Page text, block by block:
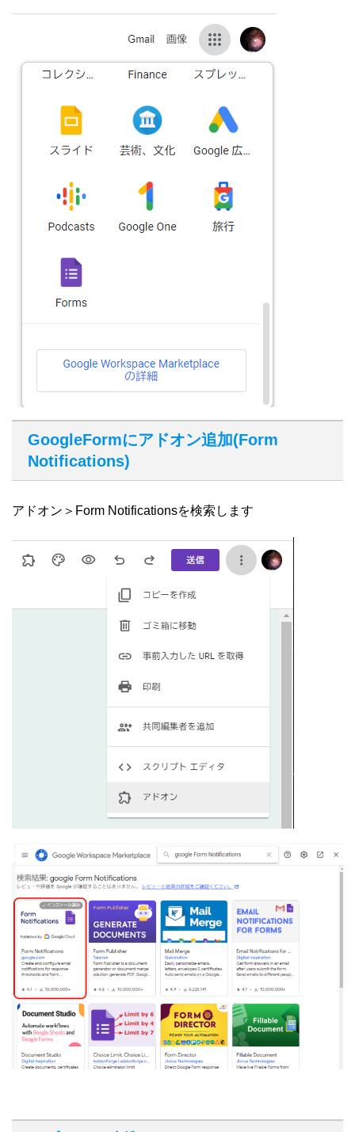
GoogleFormにアドオン追加(Form
Notifications)
アドオン＞Form Notificationsを検索します